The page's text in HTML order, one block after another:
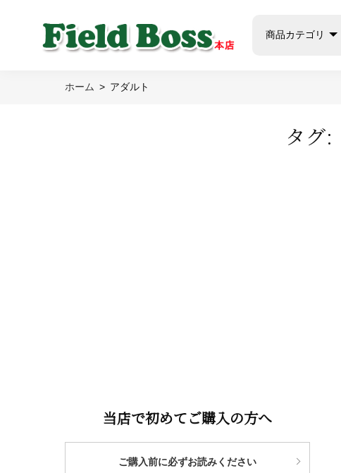
商品カテゴリ
ホーム アダルト
タグ:
当店で初めてご購入の方へ
ご購入前に必ずお読みください